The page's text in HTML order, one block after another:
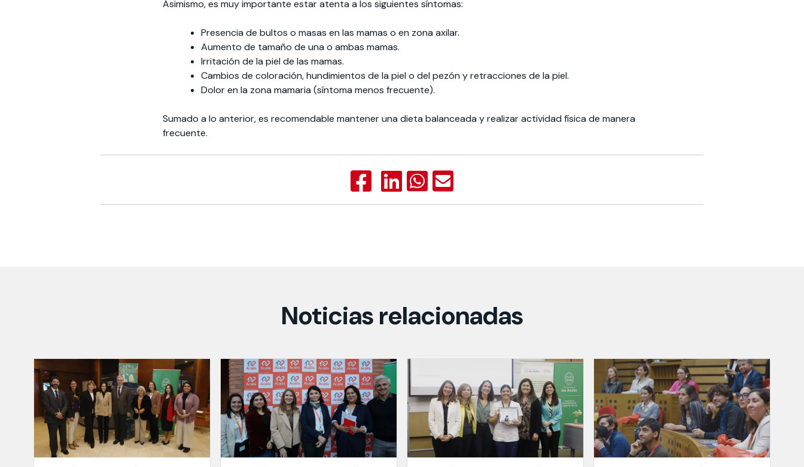
Asimismo, es muy importante estar atenta a los siguientes síntomas:
Presencia de bultos o masas en las mamas o en zona axilar.
Aumento de tamaño de una o ambas mamas.
Irritación de la piel de las mamas.
Cambios de coloración, hundimientos de la piel o del pezón y retracciones de la piel.
Dolor en la zona mamaria (síntoma menos frecuente).
Sumado a lo anterior, es recomendable mantener una dieta balanceada y realizar actividad física de manera
frecuente.
Noticias relacionadas